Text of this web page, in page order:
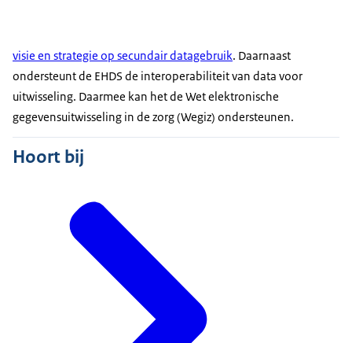
visie en strategie op secundair datagebruik. Daarnaast
ondersteunt de EHDS de interoperabiliteit van data voor
uitwisseling. Daarmee kan het de Wet elektronische
gegevensuitwisseling in de zorg (Wegiz) ondersteunen.
Hoort bij